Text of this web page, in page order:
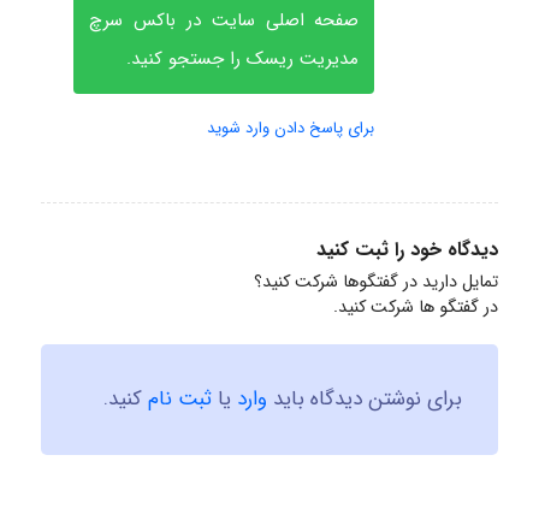
صفحه اصلی سایت در باکس سرچ
مدیریت ریسک را جستجو کنید.
برای پاسخ دادن وارد شوید
دیدگاه خود را ثبت کنید
تمایل دارید در گفتگوها شرکت کنید؟
در گفتگو ها شرکت کنید.
برای نوشتن دیدگاه باید وارد یا ثبت نامکنید.